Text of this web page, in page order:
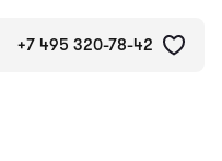
+7 495 320-78-42